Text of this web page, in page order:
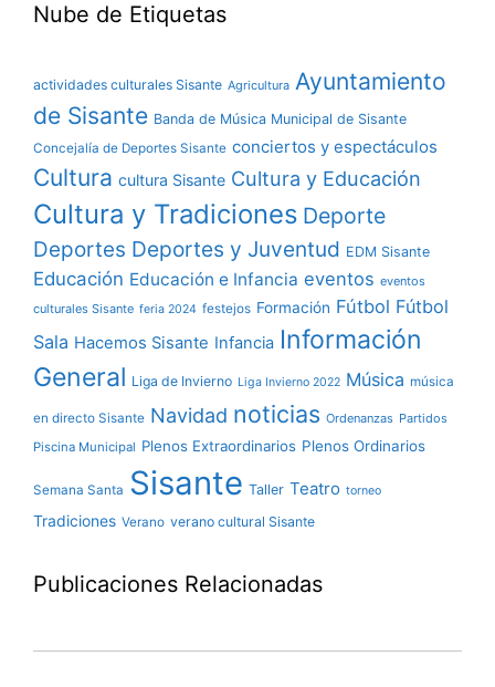
Nube de Etiquetas
actividades culturales Sisante Agricultura Ayuntamiento
de Sisante Banda de Música Municipal de Sisante
Concejalía de Deportes Sisante conciertos y espectáculos
Cultura cultura Sisante Cultura y Educación
Cultura y Tradiciones Deporte
Deportes Deportes y Juventud EDM Sisante
Educación Educación e Infancia eventos eventos
culturales Sisante feria 2024 festejos Formación Fútbol Fútbol
Sala Hacemos Sisante Infancia Información
General Liga de Invierno Liga Invierno 2022 Música música
en directo Sisante Navidad noticias Ordenanzas Partidos
Piscina Municipal Plenos Extraordinarios Plenos Ordinarios
Semana Santa Sisante Taller Teatro torneo
Tradiciones Verano verano cultural Sisante
Publicaciones Relacionadas